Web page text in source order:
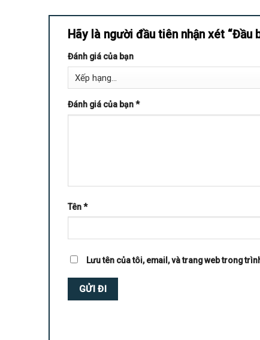
Hãy là người đầu tiên nhận xét “Đầu
Đánh giá của bạn
Đánh giá của bạn*
Tên*
Lưu tên của tôi, email, và trang web trong